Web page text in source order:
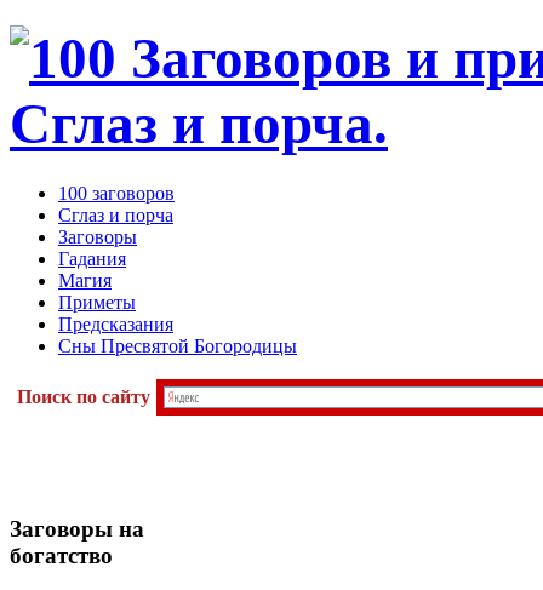
100 заговоров
Сглаз и порча
Заговоры
Гадания
Магия
Приметы
Предсказания
Сны Пресвятой Богородицы
Поиск по сайту
Заговоры на
богатство